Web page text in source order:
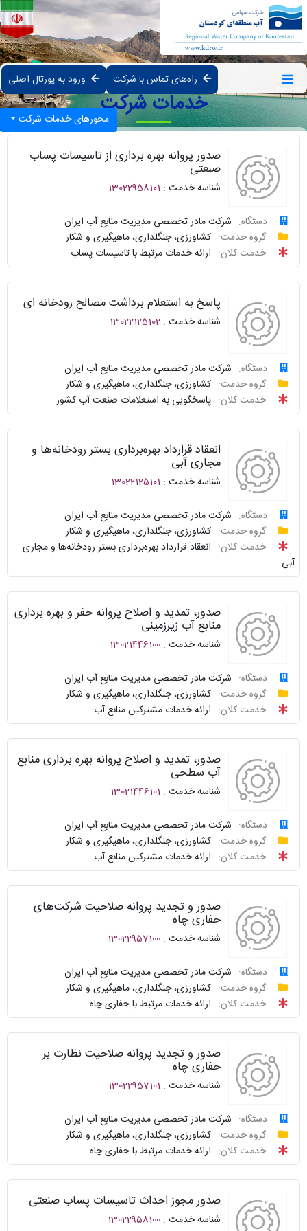
ورود به پورتال اصلی راه‌های تماس با شرکت
محورهای خدمات شرکتخدمات شرکت
صدور پروانه بهره برداری از تاسیسات پساب
صنعتی
شناسه خدمت : 13022958101
دستگاه:
شرکت مادر تخصصی مدیریت منابع آب ایران
گروه خدمت:
کشاورزی، جنگلداری، ماهیگیری و شکار
خدمت کلان:
ارائه خدمات مرتبط با تاسیسات پساب
درخواست
پیگیری
واحد
پاسخگو
توافقنامه
نظرسنجی
سوالات
سامانه
خدمات
پاسخ به استعلام برداشت مصالح رودخانه ای
شناسه خدمت : 13022125102
دستگاه:
شرکت مادر تخصصی مدیریت منابع آب ایران
گروه خدمت:
کشاورزی، جنگلداری، ماهیگیری و شکار
خدمت کلان:
پاسخگویی به استعلامات صنعت آب کشور
درخواست
پیگیری
واحد
پاسخگو
توافقنامه
نظرسنجی
سوالات
متداول
سامانه
خدمات
دولت
انعقاد قرارداد بهره‌برداری بستر رودخانه‌ها و
مجاری آبی
شناسه خدمت : 13022125101
دستگاه:
شرکت مادر تخصصی مدیریت منابع آب ایران
گروه خدمت:
کشاورزی، جنگلداری، ماهیگیری و شکار
خدمت کلان:
انعقاد قرارداد بهره‌برداری بستر رودخانه‌ها و مجاری
آبی
درخواست
پاسخگو
نحوه
توافقنامه
شناسنامه
نظرسنجی
سوالات
سامانه
خدمات
دولت
صدور، تمدید و اصلاح پروانه حفر و بهره برداری
منابع آب زیرزمینی
شناسه خدمت : 13021446100
دستگاه:
شرکت مادر تخصصی مدیریت منابع آب ایران
گروه خدمت:
کشاورزی، جنگلداری، ماهیگیری و شکار
خدمت کلان:
ارائه خدمات مشترکین منابع آب
درخواست
پیگیری
واحد
پاسخگو
توافقنامه
نظرسنجی
سوالات
سامانه
خدمات
دولت
صدور، تمدید و اصلاح پروانه بهره برداری منابع
آب سطحی
شناسه خدمت : 13021446101
دستگاه:
شرکت مادر تخصصی مدیریت منابع آب ایران
گروه خدمت:
کشاورزی، جنگلداری، ماهیگیری و شکار
خدمت کلان:
ارائه خدمات مشترکین منابع آب
درخواست
پیگیری
واحد
پاسخگو
توافقنامه
نظرسنجی
سوالات
سامانه
خدمات
دولت
صدور و تجدید پروانه صلاحیت شرکت‌های
حفاری چاه
شناسه خدمت : 13022957100
دستگاه:
شرکت مادر تخصصی مدیریت منابع آب ایران
گروه خدمت:
کشاورزی، جنگلداری، ماهیگیری و شکار
خدمت کلان:
ارائه خدمات مرتبط با حفاری چاه
درخواست
پیگیری
واحد
پاسخگو
توافقنامه
نظرسنجی
صدور و تجدید پروانه صلاحیت نظارت بر
حفاری چاه
شناسه خدمت : 13022957101
دستگاه:
شرکت مادر تخصصی مدیریت منابع آب ایران
گروه خدمت:
کشاورزی، جنگلداری، ماهیگیری و شکار
خدمت کلان:
ارائه خدمات مرتبط با حفاری چاه
درخواست
پیگیری
واحد
صدور مجوز احداث تاسیسات پساب صنعتی
شناسه خدمت : 13022958100